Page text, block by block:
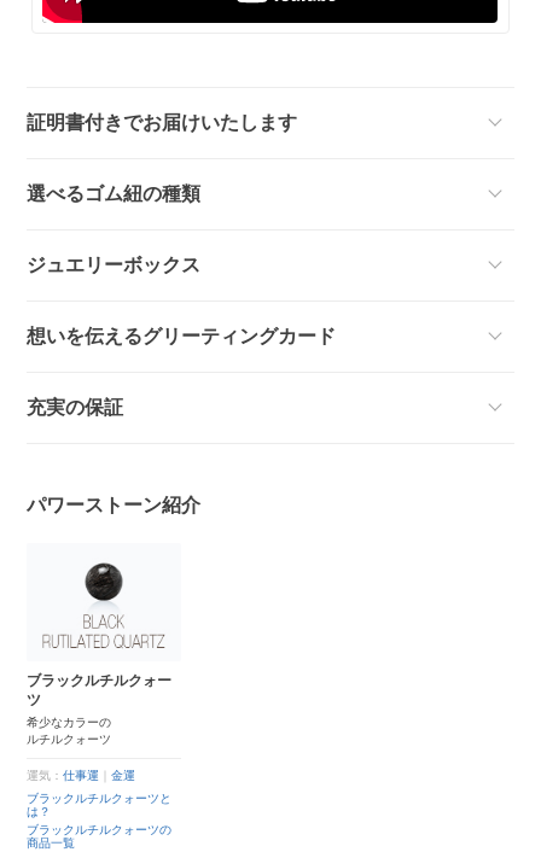
証明書付きでお届けいたします
選べるゴム紐の種類
ジュエリーボックス
想いを伝えるグリーティングカード
充実の保証
パワーストーン紹介
ブラックルチルクォー
ツ
希少なカラーの
ルチルクォーツ
運気：仕事運 ｜金運
ブラックルチルクォーツと
は？
ブラックルチルクォーツの
商品一覧